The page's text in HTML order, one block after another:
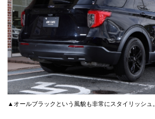
▲オールブラックという風貌も非常にスタイリッシュ。